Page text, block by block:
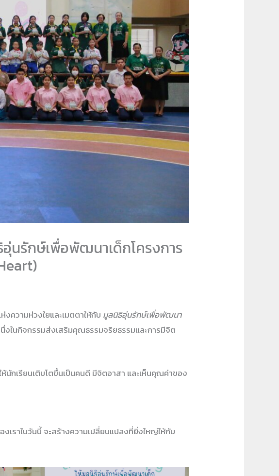
นรักษ์เพื่อพัฒนาเด็กโครงการ
ความห่วงใยและเมตตาให้กับ มูลนิธิอุ่นรักษ์เพื่อพัฒนา
งในกิจกรรมส่งเสริมคุณธรรมจริยธรรมและการมีจิต
นักเรียนเติบโตขึ้นเป็นคนดี มีจิตอาสา และเห็นคุณค่าของ
เราในวันนี้ จะสร้างความเปลี่ยนแปลงที่ยิ่งใหญ่ให้กับ